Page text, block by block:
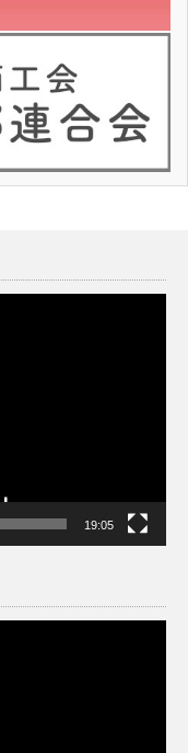
19:05